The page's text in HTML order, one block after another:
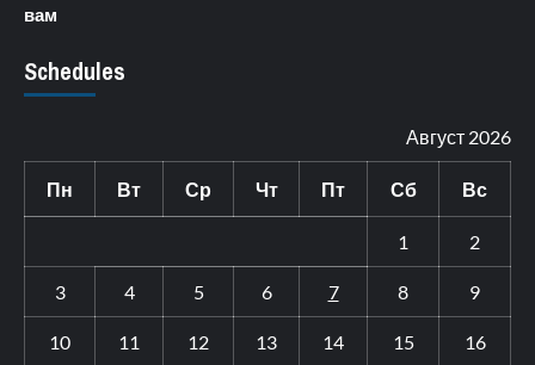
вам
Schedules
Август 2026
Пн Вт Ср Чт Пт Сб Вс
1 2
3 4 5 6 7 8 9
10 11 12 13 14 15 16